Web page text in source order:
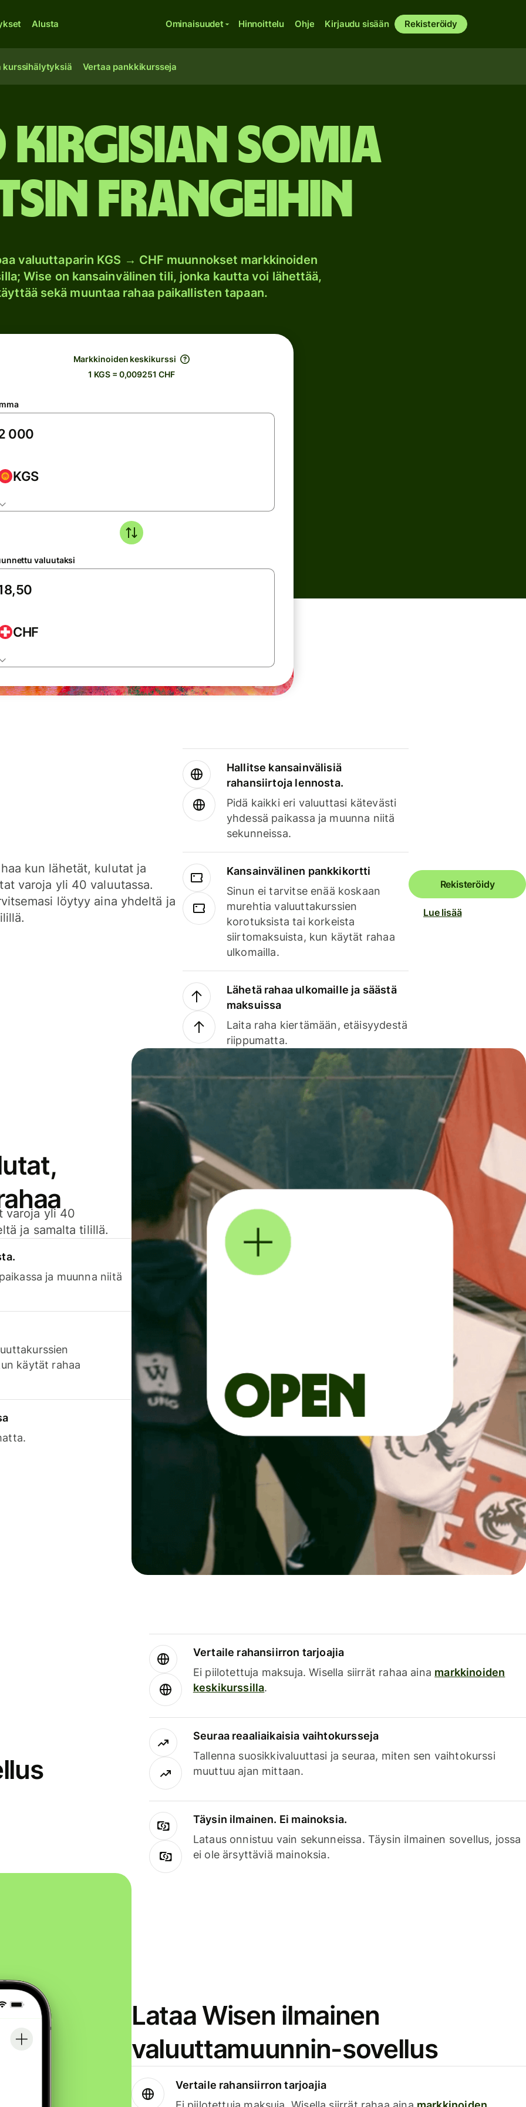
Alusta Ominaisuudet Hinnoittelu Ohje Kirjaudu sisään Rekisteröidy
kurssihälytyksiä Vertaa pankkikursseja
Kirgisian somia
frangeihin
valuuttaparin KGS → CHF muunnokset markkinoiden
Wise on kansainvälinen tili, jonka kautta voi lähettää,
sekä muuntaa rahaa paikallisten tapaan.
Markkinoiden keskikurssi
1 KGS = 0,009251 CHF
KGS
valuutaksi
CHF
kun lähetät, kulutat ja
varoja yli 40 valuutassa.
löytyy aina yhdeltä ja
Hallitse kansainvälisiä
rahansiirtoja lennosta.
Pidä kaikki eri valuuttasi kätevästi
yhdessä paikassa ja muunna niitä
sekunneissa.
Kansainvälinen pankkikortti
Sinun ei tarvitse enää koskaan
murehtia valuuttakurssien
korotuksista tai korkeista
siirtomaksuista, kun käytät rahaa
ulkomailla.
Lähetä rahaa ulkomaille ja säästä
maksuissa
Laita raha kiertämään, etäisyydestä
riippumatta.
Rekisteröidy
Lue lisää
varoja yli 40
ja samalta tilillä.
ja muunna niitä
käytät rahaa
Vertaile rahansiirron tarjoajia
Ei piilotettuja maksuja. Wisella siirrät rahaa aina markkinoiden
keskikurssilla.
Seuraa reaaliaikaisia vaihtokursseja
Tallenna suosikkivaluuttasi ja seuraa, miten sen vaihtokurssi
muuttuu ajan mittaan.
Täysin ilmainen. Ei mainoksia.
Lataus onnistuu vain sekunneissa. Täysin ilmainen sovellus, jossa
ei ole ärsyttäviä mainoksia.
Lataa Wisen ilmainen
valuuttamuunnin-sovellus
Vertaile rahansiirron tarjoajia